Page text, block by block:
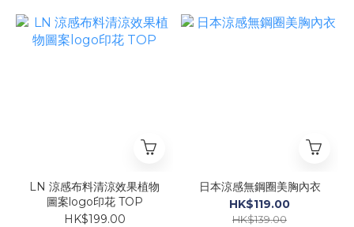
LN 涼感布料清涼效果植物
圖案logo印花 TOP
HK$199.00
日本涼感無鋼圈美胸內衣
HK$119.00
HK$139.00